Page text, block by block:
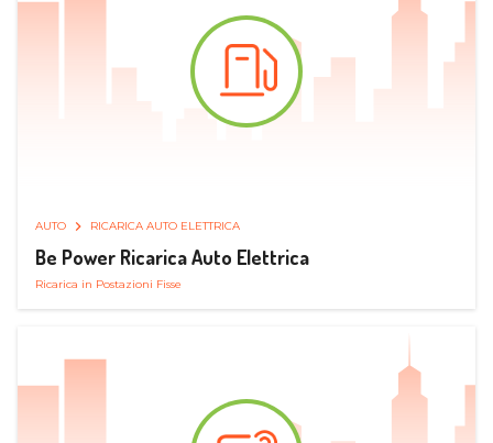
AUTO RICARICA AUTO ELETTRICA
Be Power Ricarica Auto Elettrica
Ricarica in Postazioni Fisse